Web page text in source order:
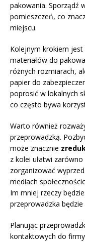
pakowania. Sporządź
pomieszczeń, co
miejscu.
Kolejnym krokiem
materiałów do
różnych rozmiarach,
papier do
poprosić w lokalnych
co często bywa
Warto również
przeprowadzką.
może znacznie
z kolei ułatwi
zorganizować
mediach
Im mniej rzeczy
przeprowadzka
Planując
kontaktowych do